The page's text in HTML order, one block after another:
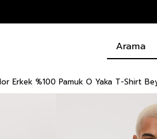
Erkek %100 Pamuk O Yaka T-Shirt